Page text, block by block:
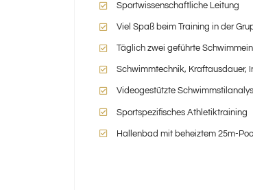
Sportwissenschaftliche Leitung
Viel Spaß beim Training in der
Täglich zwei geführte
Schwimmtechnik, Kraftausdauer,
Videogestützte
Sportspezifisches Athletiktraining
Hallenbad mit beheiztem 25m-Pool